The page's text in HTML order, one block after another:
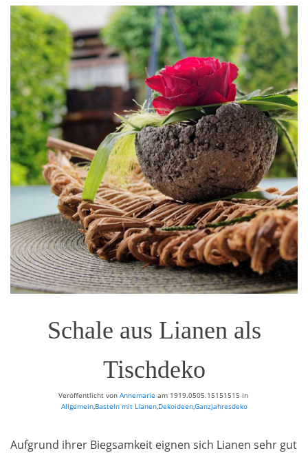
Schale aus Lianen als
Tischdeko
Veröffentlicht von Annemarie am 1919.0505.15151515 in
Allgemein,Basteln mit Lianen,Dekoideen,Ganzjahresdeko
Aufgrund ihrer Biegsamkeit eignen sich Lianen sehr gut